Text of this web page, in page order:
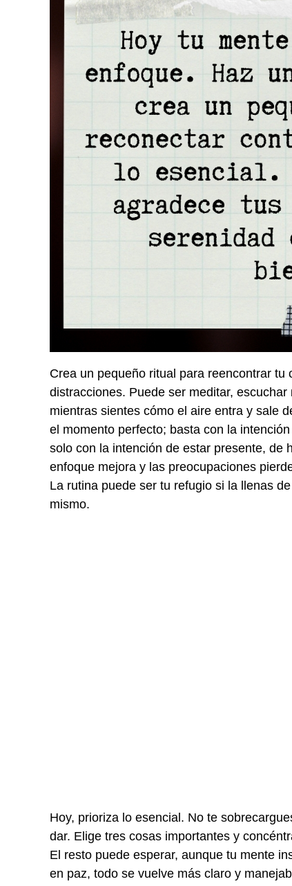
Crea un pequeño ritual para reencontrar
distracciones. Puede ser meditar,
mientras sientes cómo el aire entra y sale
el momento perfecto; basta con la
solo con la intención de estar presente, de
enfoque mejora y las preocupaciones
La rutina puede ser tu refugio si la llenas
mismo.
Hoy, prioriza lo esencial. No te
dar. Elige tres cosas importantes y
El resto puede esperar, aunque tu mente
en paz, todo se vuelve más claro y